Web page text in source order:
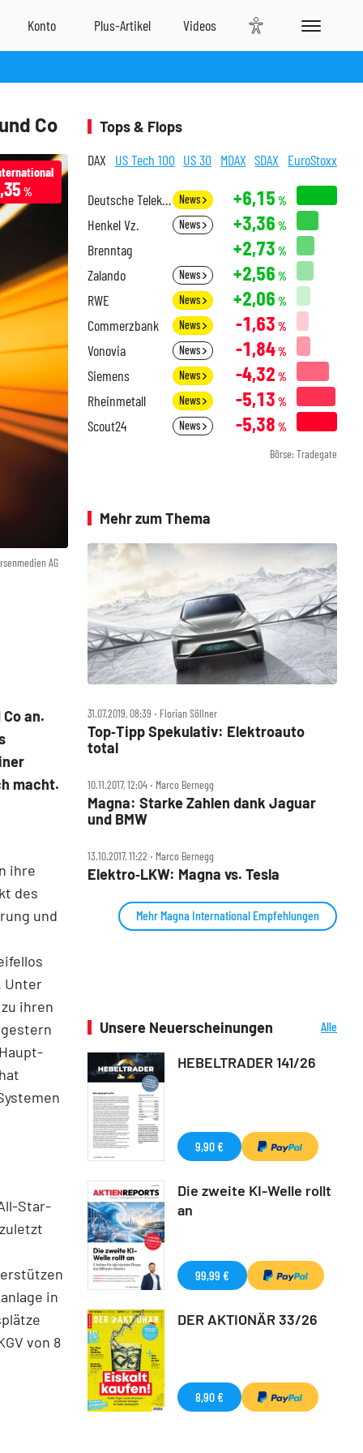
Co
AG
%
an.
macht.
ihre
des
und
Unter
ihren
Star-
in
von 8
Tops & Flops
DAX US Tech 100 US 30 MDAX SDAX EuroStoxx
Deutsche Telekom News +6,15 %
Henkel Vz. News +3,36 %
Brenntag +2,73 %
Zalando News +2,56 %
RWE News +2,06 %
Commerzbank News -1,63 %
Vonovia News -1,84%
Siemens News -4,32 %
Rheinmetall News -5,13 %
Scout24 News -5,38 %
Börse: Tradegate
Mehr zum Thema
31.07.2019, 08:39 ‧ Florian Söllner
Top‑Tipp Spekulativ: Elektroauto
total
10.11.2017, 12:04 ‧ Marco Bernegg
Magna: Starke Zahlen dank Jaguar
und BMW
13.10.2017, 11:22 ‧ Marco Bernegg
Elektro‑LKW: Magna vs. Tesla
Mehr Magna International Empfehlungen
Unsere Neuerscheinungen
Alle
HEBELTRADER 141/26
9,90 €
Die zweite KI-Welle rollt
an
99,99 €
DER AKTIONÄR 33/26
8,90 €